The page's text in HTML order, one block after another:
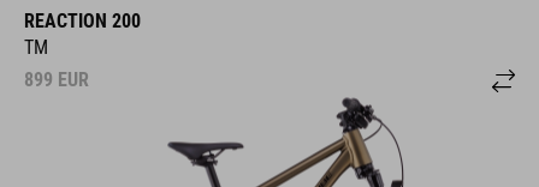
REACTION 200
TM
899 EUR